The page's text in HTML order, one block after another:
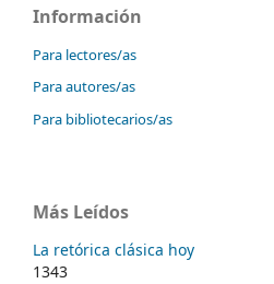
Información
Para lectores/as
Para autores/as
Para bibliotecarios/as
Más Leídos
La retórica clásica hoy
1343